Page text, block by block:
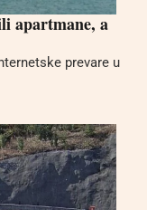
apartmane, a
prevare u